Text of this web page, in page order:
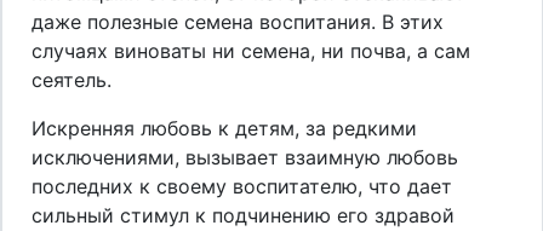
даже полезные семена воспитания. В этих
случаях виноваты ни семена, ни почва, а сам
сеятель.
Искренняя любовь к детям, за редкими
исключениями, вызывает взаимную любовь
последних к своему воспитателю, что дает
сильный стимул к подчинению его здравой